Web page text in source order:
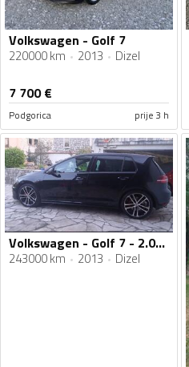
Volkswagen - Golf 7
220000 km 2013 Dizel
7 700€
Podgorica prije 3 h
Volkswagen - Golf 7 - 2.0-GTD 11/2013
243000 km 2013 Dizel